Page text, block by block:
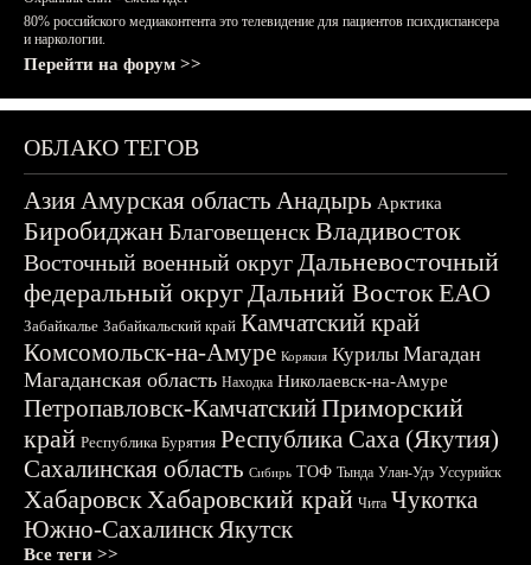
80% российского медиаконтента это телевидение для пациентов психдиспансера
и наркологии.
Перейти на форум >>
ОБЛАКО ТЕГОВ
АзияАмурская область Анадырь Арктика
БиробиджанБлаговещенскВладивосток
Восточный военный округДальневосточный
федеральный округДальний ВостокЕАО
Забайкалье Забайкальский край Камчатский край
Комсомольск-на-Амуре Корякия Курилы Магадан
Магаданская область Находка Николаевск-на-Амуре
Петропавловск-КамчатскийПриморский
край Республика Бурятия Республика Саха (Якутия)
Сахалинская область Сибирь ТОФ Тында Улан-Удэ Уссурийск
ХабаровскХабаровский край Чита Чукотка
Южно-СахалинскЯкутск
Все теги >>